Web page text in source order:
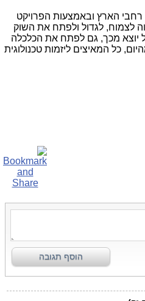
רחבי הארץ ובאמצעות הפרויקט
לצמוח, לגדול ולפתח את השוק
יוצא מכך, גם לפתח את הכלכלה
כל המאיצים ליזמות טכנולוגית